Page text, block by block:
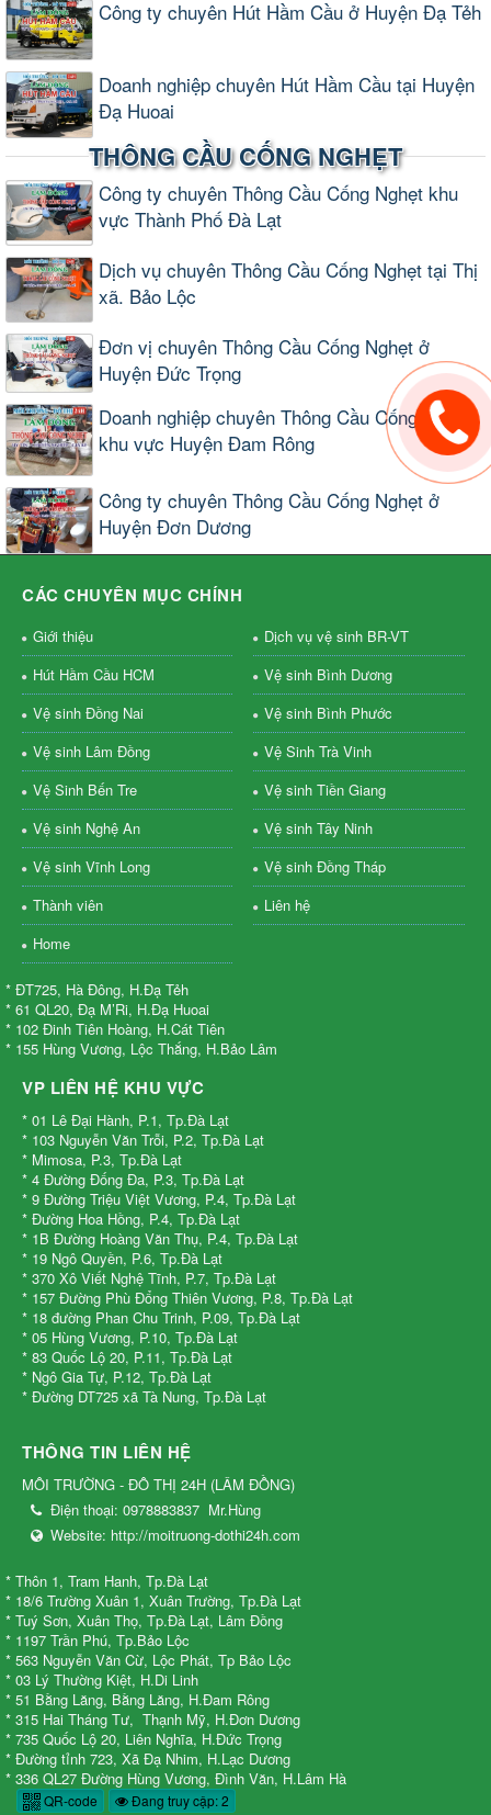
Công ty chuyên Hút Hầm Cầu ở Huyện Đạ Tẻh
Doanh nghiệp chuyên Hút Hầm Cầu tại Huyện
Đạ Huoai
THÔNG CẦU CỐNG NGHẸT
Công ty chuyên Thông Cầu Cống Nghẹt khu
vực Thành Phố Đà Lạt
Dịch vụ chuyên Thông Cầu Cống Nghẹt tại Thị
xã. Bảo Lộc
Đơn vị chuyên Thông Cầu Cống Nghẹt ở
Huyện Đức Trọng
Doanh nghiệp chuyên Thông Cầu Cống Nghẹt
khu vực Huyện Đam Rông
Công ty chuyên Thông Cầu Cống Nghẹt ở
Huyện Đơn Dương
CÁC CHUYÊN MỤC CHÍNH
Giới thiệu
Dịch vụ vệ sinh BR-VT
Hút Hầm Cầu HCM
Vệ sinh Bình Dương
Vệ sinh Đồng Nai
Vệ sinh Bình Phước
Vệ sinh Lâm Đồng
Vệ Sinh Trà Vinh
Vệ Sinh Bến Tre
Vệ sinh Tiền Giang
Vệ sinh Nghệ An
Vệ sinh Tây Ninh
Vệ sinh Vĩnh Long
Vệ sinh Đồng Tháp
Thành viên
Liên hệ
Home
* ĐT725, Hà Đông, H.Đạ Tẻh
* 61 QL20, Đạ M’Ri, H.Đạ Huoai
* 102 Đinh Tiên Hoàng, H.Cát Tiên
* 155 Hùng Vương, Lộc Thắng, H.Bảo Lâm
VP LIÊN HỆ KHU VỰC
* 01 Lê Đại Hành, P.1, Tp.Đà Lạt
* 103 Nguyễn Văn Trỗi, P.2, Tp.Đà Lạt
* Mimosa, P.3, Tp.Đà Lạt
* 4 Đường Đống Đa, P.3, Tp.Đà Lạt
* 9 Đường Triệu Việt Vương, P.4, Tp.Đà Lạt
* Đường Hoa Hồng, P.4, Tp.Đà Lạt
* 1B Đường Hoàng Văn Thụ, P.4, Tp.Đà Lạt
* 19 Ngô Quyền, P.6, Tp.Đà Lạt
* 370 Xô Viết Nghệ Tĩnh, P.7, Tp.Đà Lạt
* 157 Đường Phù Đổng Thiên Vương, P.8, Tp.Đà Lạt
* 18 đường Phan Chu Trinh, P.09, Tp.Đà Lạt
* 05 Hùng Vương, P.10, Tp.Đà Lạt
* 83 Quốc Lộ 20, P.11, Tp.Đà Lạt
* Ngô Gia Tự, P.12, Tp.Đà Lạt
* Đường DT725 xã Tà Nung, Tp.Đà Lạt
THÔNG TIN LIÊN HỆ
MÔI TRƯỜNG - ĐÔ THỊ 24H (LÂM ĐỒNG)
Điện thoại: 0978883837 Mr.Hùng
Website: http://moitruong-dothi24h.com
* Thôn 1, Tram Hanh, Tp.Đà Lạt
* 18/6 Trường Xuân 1, Xuân Trường, Tp.Đà Lạt
* Tuý Sơn, Xuân Thọ, Tp.Đà Lạt, Lâm Đồng
* 1197 Trần Phú, Tp.Bảo Lộc
* 563 Nguyễn Văn Cừ, Lộc Phát, Tp Bảo Lộc
* 03 Lý Thường Kiệt, H.Di Linh
* 51 Bằng Lăng, Bằng Lăng, H.Đam Rông
* 315 Hai Tháng Tư, Thạnh Mỹ, H.Đơn Dương
* 735 Quốc Lộ 20, Liên Nghĩa, H.Đức Trọng
* Đường tỉnh 723, Xã Đạ Nhim, H.Lạc Dương
* 336 QL27 Đường Hùng Vương, Đình Văn, H.Lâm Hà
QR-code Đang truy cập: 2